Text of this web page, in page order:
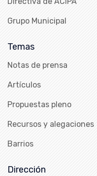
Grupo Municipal
Temas
Notas de prensa
Artículos
Propuestas pleno
Recursos y alegaciones
Barrios
Dirección